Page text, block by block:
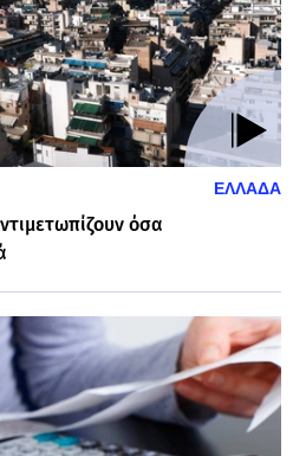
ΕΛΛΑΔΑ
όσα